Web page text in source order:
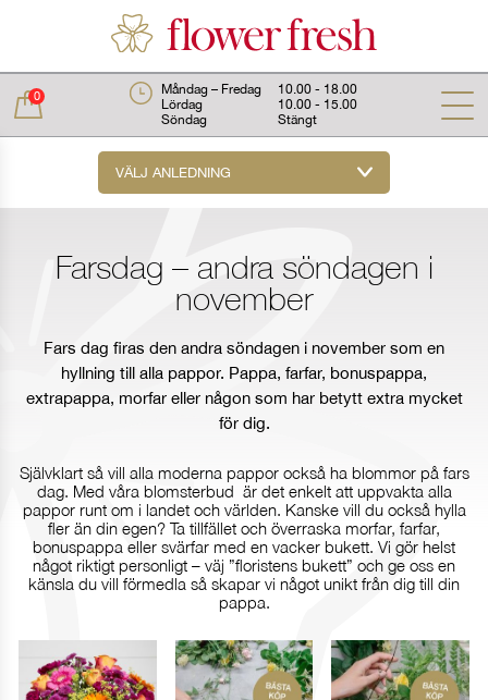
0 Måndag – Fredag
10.00 - 18.00
Lördag
10.00 - 15.00
Söndag
Stängt
VÄLJ ANLEDNING
0 kr
Farsdag – andra söndagen i
november
Fars dag firas den andra söndagen i november som en
hyllning till alla pappor. Pappa, farfar, bonuspappa,
extrapappa, morfar eller någon som har betytt extra mycket
för dig.
Självklart så vill alla moderna pappor också ha blommor på fars
dag. Med våra blomsterbud är det enkelt att uppvakta alla
pappor runt om i landet och världen. Kanske vill du också hylla
fler än din egen? Ta tillfället och överraska morfar, farfar,
bonuspappa eller svärfar med en vacker bukett. Vi gör helst
något riktigt personligt – väj ”floristens bukett” och ge oss en
känsla du vill förmedla så skapar vi något unikt från dig till din
pappa.